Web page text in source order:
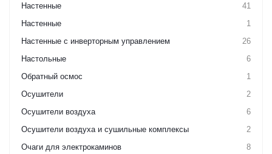
Настенные
41
Настенные
1
Настенные с инверторным управлением
26
Настольные
6
Обратный осмос
1
Осушители
2
Осушители воздуха
6
Осушители воздуха и сушильные комплексы
2
Очаги для электрокаминов
8